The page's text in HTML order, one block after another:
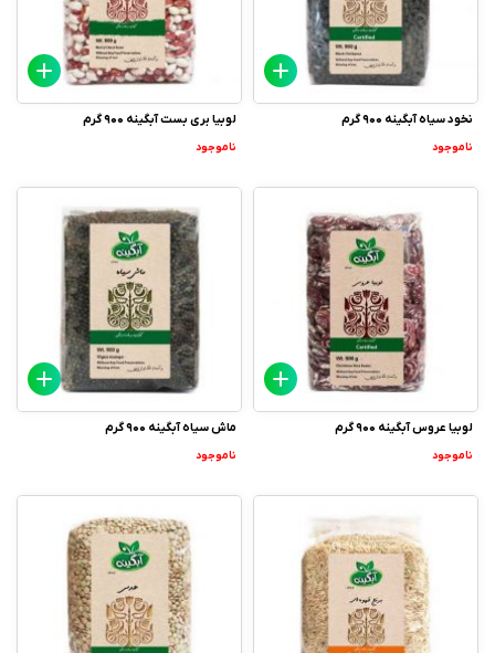
نخود سیاه آبگینه 900 گرم
ناموجود
لوبیا بری بست آبگینه 900 گرم
ناموجود
لوبیا عروس آبگینه 900 گرم
ناموجود
ماش سیاه آبگینه 900 گرم
ناموجود